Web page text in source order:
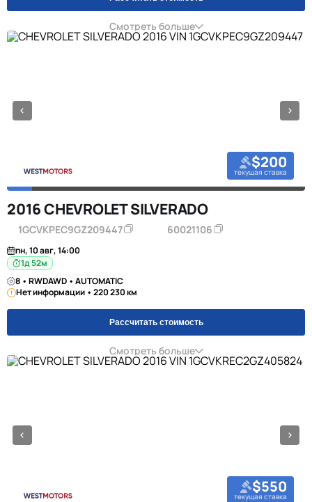
Смотреть больше
$200
текущая ставка
2016 CHEVROLET SILVERADO
1GCVKPEC9GZ209447 60021106
пн, 10 авг, 14:00
1д 52м
8 • RWDAWD • AUTOMATIC
Нет информации • 220 230 км
Рассчитать стоимость
Смотреть больше
$550
текущая ставка